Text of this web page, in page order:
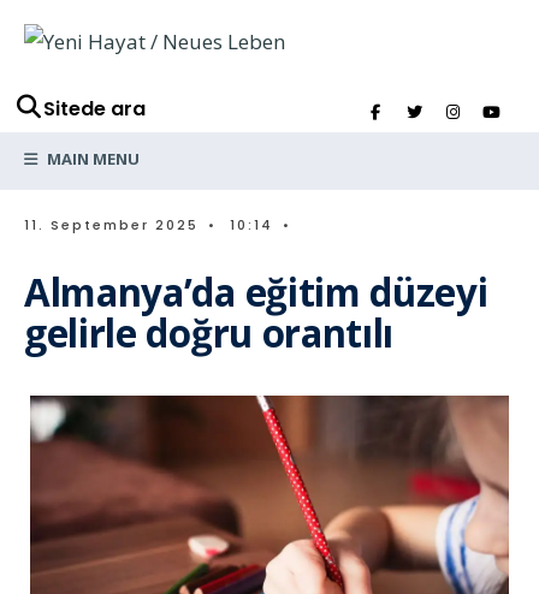
Sitede ara
MAIN MENU
11. September 2025 • 10:14 •
Almanya’da eğitim düzeyi
gelirle doğru orantılı